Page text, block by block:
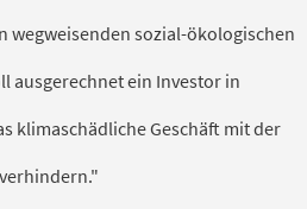
wegweisenden sozial-ökologischen
ausgerechnet ein Investor in
klimaschädliche Geschäft mit der